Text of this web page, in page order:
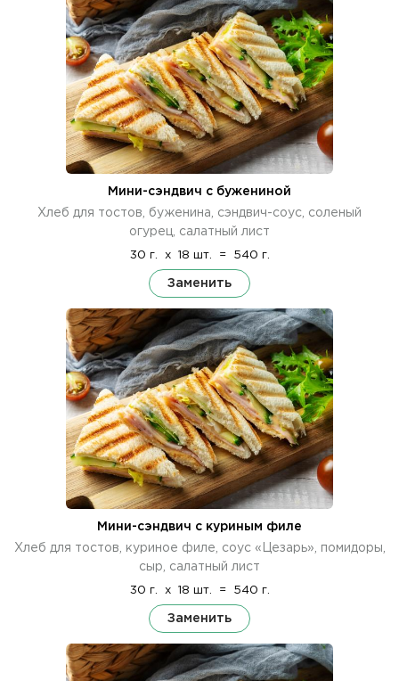
Мини-сэндвич с бужениной
Хлеб для тостов, буженина, сэндвич-соус, соленый
огурец, салатный лист
30 г. x 18 шт. = 540 г.
Заменить
Мини-сэндвич с куриным филе
Хлеб для тостов, куриное филе, соус «Цезарь», помидоры,
сыр, салатный лист
30 г. x 18 шт. = 540 г.
Заменить